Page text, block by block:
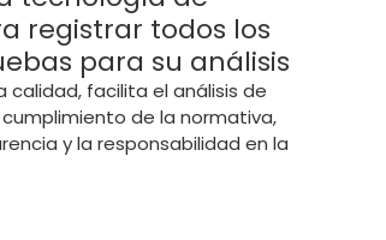
registrar todos los
para su análisis
calidad, facilita el análisis de
de la normativa,
y la responsabilidad en la